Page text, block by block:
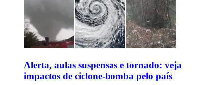
Alerta, aulas suspensas e tornado: veja
impactos de ciclone-bomba pelo país